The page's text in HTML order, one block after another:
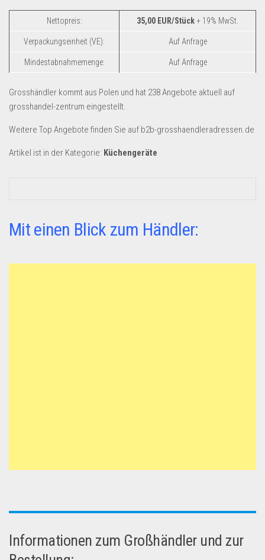
Restposten für Privatpersonen
Dropshipping-Produkte
Grosshandel
Amazon
Kostenlos Registrieren
Nettopreis: 35,00 EUR/Stück+ 19% MwSt.
Verpackungseinheit (VE): Auf Anfrage
Mindestabnahmemenge: Auf Anfrage
Grosshändler kommt aus Polen und hat 238 Angebote aktuell auf
grosshandel-zentrum eingestellt.
Weitere Top Angebote finden Sie auf b2b-grosshaendleradressen.de
Artikel ist in der Kategorie: Küchengeräte
Mit einen Blick zum Händler:
Informationen zum Großhändler und zur